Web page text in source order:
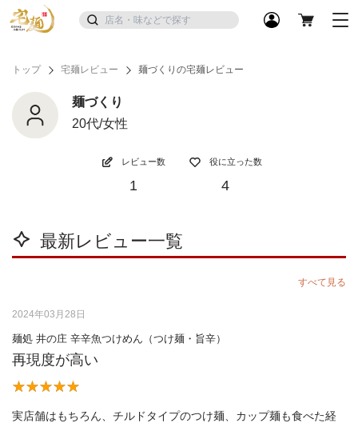
トップ 宅麺レビュー 麺づくりの宅麺レビュー
麺づくり
20代/女性
レビュー数
1
役に立った数
4
最新レビュー一覧
すべて見る
2024年03月28日
麺処 井の庄 辛辛魚つけめん（つけ麺・旨辛）
再現度が高い
実店舗はもちろん、チルドタイプのつけ麺、カップ麺も食べた経